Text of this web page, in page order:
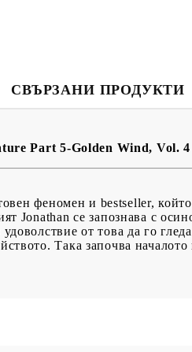
СВЪРЗАНИ ПРОДУКТИ
Part 5-Golden Wind, Vol. 4
феномен и bestseller,
Jonathan се запознава с
от това да го
Така започва